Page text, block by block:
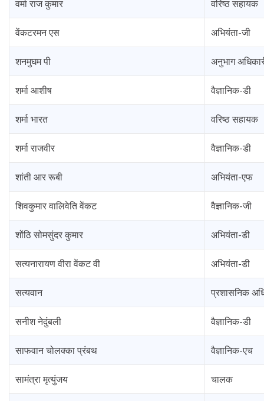
वर्मा राज कुमार वरिष्ठ सहायक
वेंकटरमन एस अभियंता-जी
शनमुघम पी अनुभाग
शर्मा आशीष वैज्ञानिक-डी
शर्मा भारत वरिष्ठ सहायक
शर्मा राजवीर वैज्ञानिक-डी
शांती आर रूबी अभियंता-एफ
शिवकुमार वालिवेति वेंकट वैज्ञानिक-जी
शोंठि सोमसुंदर कुमार अभियंता-डी
सत्यनारायण वीरा वेंकट वी अभियंता-डी
सत्यवान प्रशासनिक
सनीश नेदुंबली वैज्ञानिक-डी
साफवान चोलक्का प्रंबथ वैज्ञानिक-एच
सामंत्रा मृत्युंजय चालक